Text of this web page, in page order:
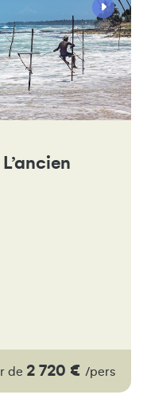
de 2 720 € /pers